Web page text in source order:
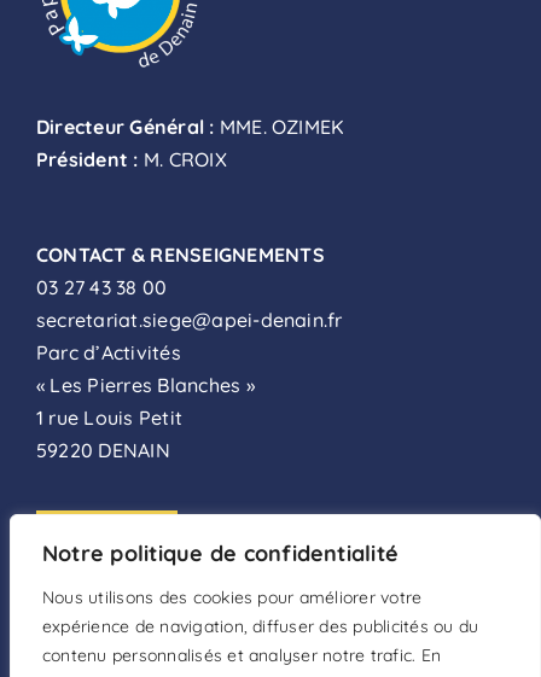
Notre politique de confidentialité
Nous utilisons des cookies pour améliorer votre
expérience de navigation, diffuser des publicités ou du
contenu personnalisés et analyser notre trafic. En
Directeur Général : MME. OZIMEK
Président : M. CROIX
CONTACT & RENSEIGNEMENTS
03 27 43 38 00
secretariat.siege@apei-denain.fr
Parc d’Activités
« Les Pierres Blanches »
1 rue Louis Petit
59220 DENAIN
FAIRE UN DON
DEVENIR BÉNÉVOLE